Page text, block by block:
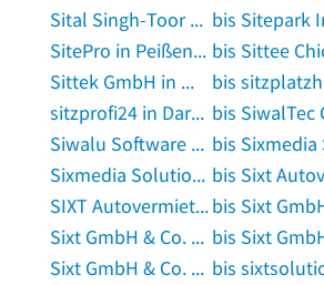
Sital Singh-Toor Textilienhandel in Lippstadt
SitePro in Peißenberg
Sittek GmbH in Widdern
sitzprofi24 in Darmstadt
Siwalu Software GmbH in Havixbeck
Sixmedia Solution Telekommunikation in Wilhelmshaven
SIXT Autovermietung Rostock in Rostock
Sixt GmbH & Co. Autovermietung KG in Husum, Nordsee
Sixt GmbH & Co. Autovermietung KG Station Attendorn in Finnentrop